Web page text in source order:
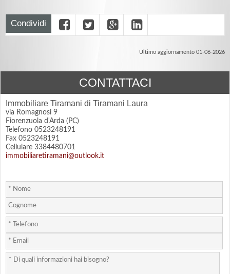
Condividi
Ultimo aggiornamento 01-06-2026
CONTATTACI
Immobiliare Tiramani di Tiramani Laura
via Romagnosi 9
Fiorenzuola d'Arda (PC)
Telefono 0523248191
Fax 0523248191
Cellulare 3384480701
immobiliaretiramani@outlook.it